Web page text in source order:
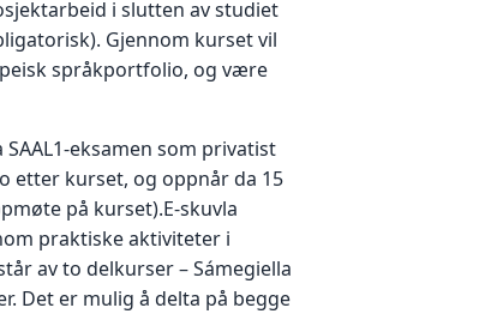
i slutten av studiet
Gjennom kurset vil
språkportfolio, og være
eksamen som privatist
etter kurset, og oppnår da 15
på kurset).E-skuvla
praktiske aktiviteter i
av to delkurser – Sámegiella
Det er mulig å delta på begge